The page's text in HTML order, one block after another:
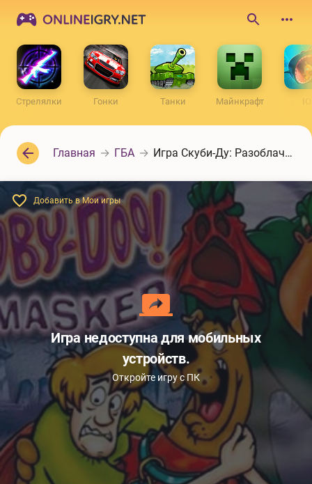
по
сайту
Стрелялки Гонки Танки Майнкрафт IO
Главная ГБА Игра Скуби-Ду: Разоблачение
Игра недоступна для мобильных
устройств.
Откройте игру с ПК
Добавить в Мои игры